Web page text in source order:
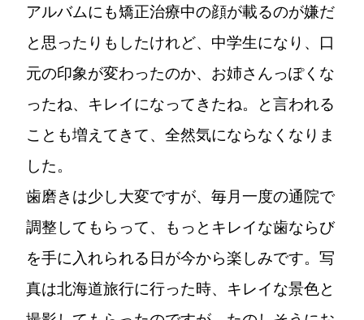
アルバムにも矯正治療中の顔が載るのが嫌だ
と思ったりもしたけれど、中学生になり、口
元の印象が変わったのか、お姉さんっぽくな
ったね、キレイになってきたね。と言われる
ことも増えてきて、全然気にならなくなりま
した。
歯磨きは少し大変ですが、毎月一度の通院で
調整してもらって、もっとキレイな歯ならび
を手に入れられる日が今から楽しみです。写
真は北海道旅行に行った時、キレイな景色と